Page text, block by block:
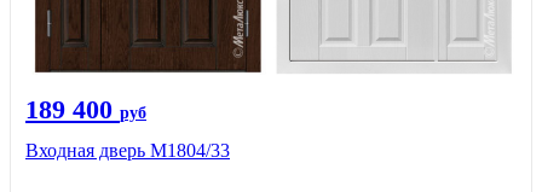
189 400 руб
Входная дверь М1804/33